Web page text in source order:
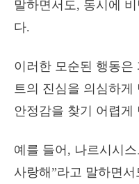
말하면서도, 동시에
다.
이러한 모순된 행동은
트의 진심을 의심하게
안정감을 찾기 어렵게
예를 들어, 나르시시
사랑해”라고 말하면